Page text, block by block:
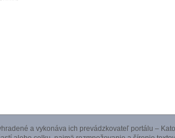
a vykonáva ich prevádzkovateľ portálu –